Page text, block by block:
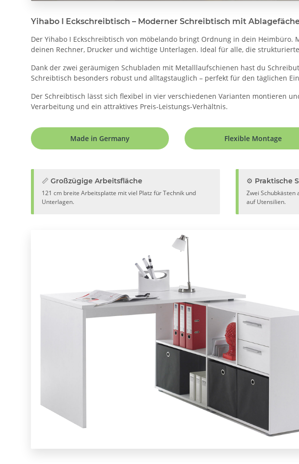
Yihabo I Eckschreibtisch – Moderner Schreibtisch mit
Der Yihabo I Eckschreibtisch von möbelando bringt Ordnung in dein
deinen Rechner, Drucker und wichtige Unterlagen. Ideal für alle, die
Dank der zwei geräumigen Schubladen mit Metalllaufschienen hast du
Schreibtisch besonders robust und alltagstauglich – perfekt für den täglichen
Der Schreibtisch lässt sich flexibel in vier verschiedenen Varianten montieren
Verarbeitung und ein attraktives Preis-Leistungs-Verhältnis.
Made in Germany Flexible Montage
📏 Großzügige Arbeitsfläche
121 cm breite Arbeitsplatte mit viel Platz für Technik und
Unterlagen.
⚙️ Praktische
Zwei
auf Utensilien.